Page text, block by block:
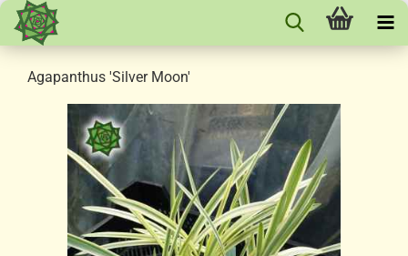
Agapanthus 'Silver Moon'